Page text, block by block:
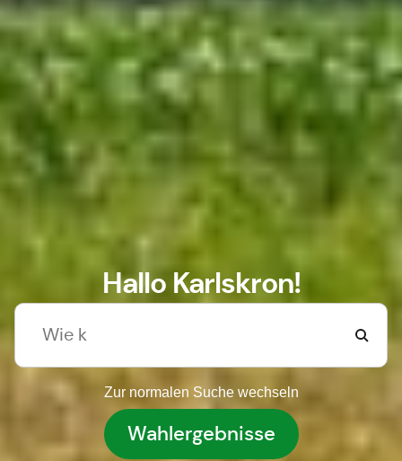
Hallo Karlskron!
Zur normalen Suche wechseln
Wahlergebnisse